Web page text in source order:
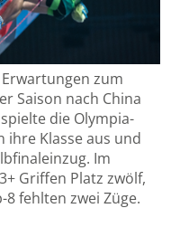
zum
Saison nach China
die Olympia-
ihre Klasse aus und
Im
Griffen Platz zwölf,
fehlten zwei Züge.